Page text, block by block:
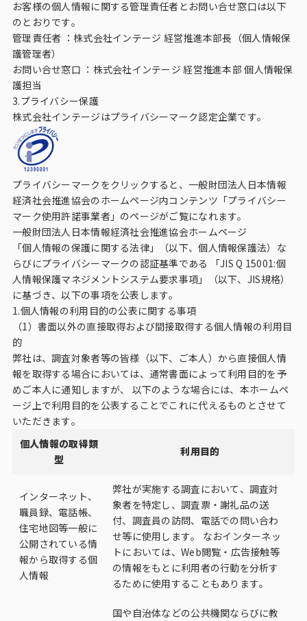
お客様の個人情報に関する管理責任者とお問い合せ窓口は以下
のとおりです。
管理責任者 ：株式会社インテージ 経営推進本部長（個人情報保
護管理者）
お問い合せ窓口 ：株式会社インテージ 経営推進本部 個人情報保
護担当
3.プライバシー保護
株式会社インテージはプライバシーマーク認定企業です。
プライバシーマークをクリックすると、一般財団法人日本情報
経済社会推進協会のホームページ内コンテンツ「プライバシー
マーク使用許諾事業者」のページがご覧になれます。
一般財団法人日本情報経済社会推進協会ホームページ
「個人情報の保護に関する法律」（以下、個人情報保護法）な
らびにプライバシーマークの認証基準である 「JIS Q 15001:個
人情報保護マネジメントシステム要求事項」（以下、JIS規格）
に基づき、以下の事項を公表します。
1.個人情報の利用目的の公表に関する事項
（1）書面以外の直接取得および間接取得する個人情報の利用目
的
弊社は、調査対象者等の皆様（以下、ご本人）から直接個人情
報を取得する場合においては、通常書面によって利用目的を予
めご本人に通知しますが、 以下のような場合には、本ホームペ
ージ上で利用目的を公表することでこれに代えるものとさせて
いただきます。
個人情報の取得類
型
利用目的
インターネット、
職員録、電話帳、
住宅地図等一般に
公開されている情
報から取得する個
人情報
弊社が実施する調査において、調査対
象者を特定し、調査票・謝礼品の送
付、調査員の訪問、電話での問い合わ
せ等に使用します。 なおインターネッ
トにおいては、Web閲覧・広告接触等
の情報をもとに利用者の行動を分析す
るために使用することもあります。
国や自治体などの公共機関ならびに教